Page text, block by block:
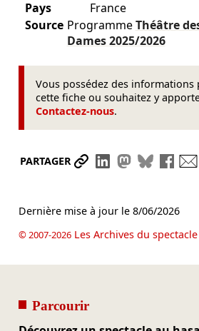
Pays
France
Source ProgrammeThéâtre
Dames2025/2026
Vous possédez des
cette fiche ou souhaitez y
Contactez-nous.
PARTAGER Partager le lien
Partager sur
Partager
Dernière mise à jour le 8/06/2026
© 2007-2026Les Archives du spectacle
Parcourir